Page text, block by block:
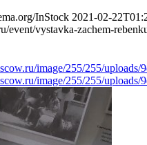
InStock 2021-02-
event/vystavka-zachem-
image/255/255/
image/255/255/